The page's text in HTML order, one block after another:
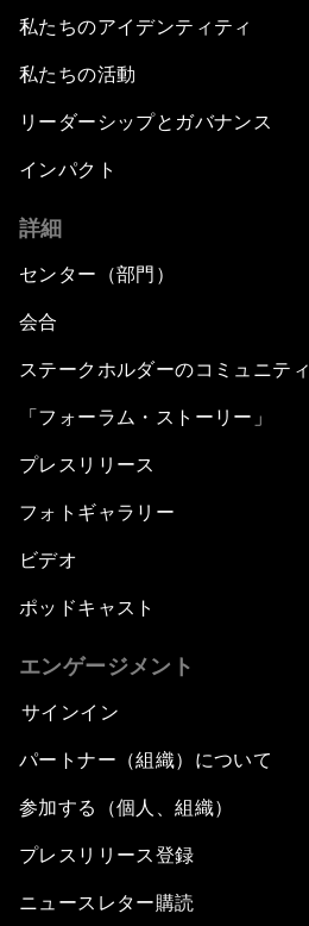
私たちのアイデンティティ
私たちの活動
リーダーシップとガバナンス
インパクト
詳細
センター（部門）
会合
ステークホルダーのコミュニティ
「フォーラム・ストーリー」
プレスリリース
フォトギャラリー
ビデオ
ポッドキャスト
エンゲージメント
サインイン
パートナー（組織）について
参加する（個人、組織）
プレスリリース登録
ニュースレター購読